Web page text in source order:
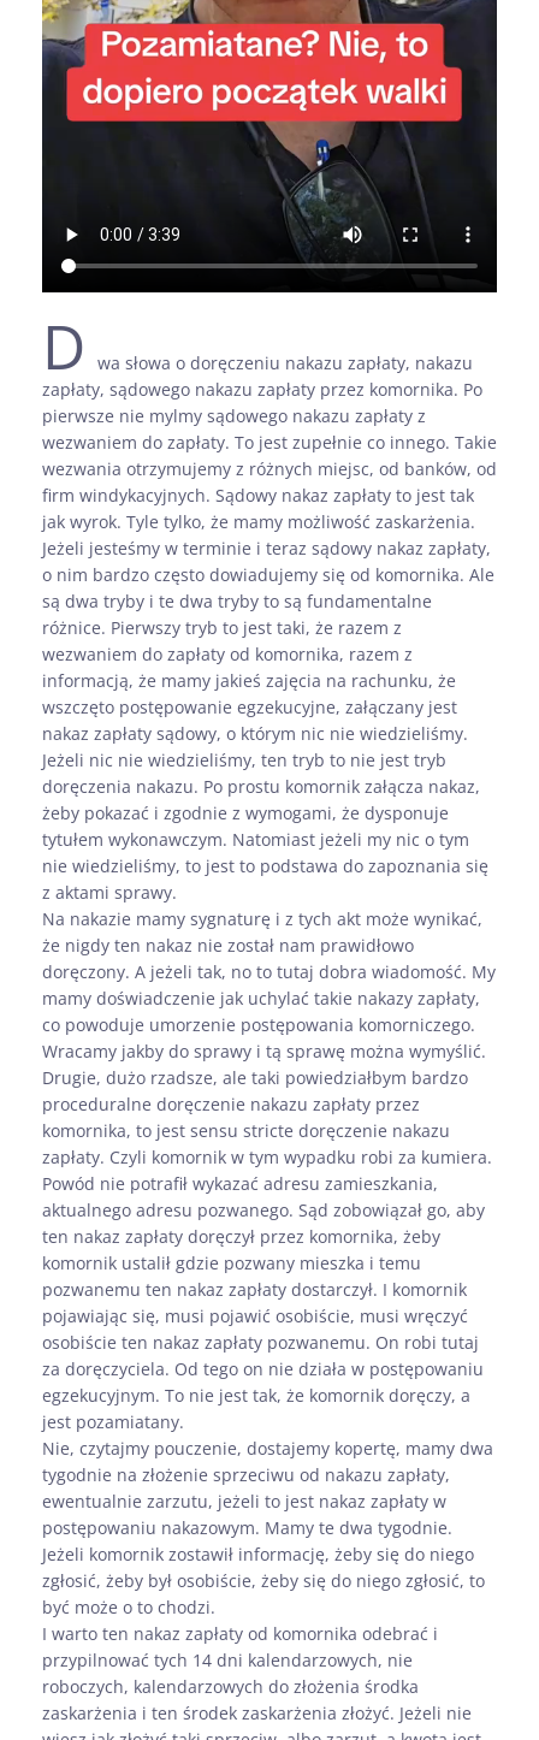
D
wa słowa o doręczeniu nakazu zapłaty, nakazu
zapłaty, sądowego nakazu zapłaty przez komornika. Po
pierwsze nie mylmy sądowego nakazu zapłaty z
wezwaniem do zapłaty. To jest zupełnie co innego. Takie
wezwania otrzymujemy z różnych miejsc, od banków, od
firm windykacyjnych. Sądowy nakaz zapłaty to jest tak
jak wyrok. Tyle tylko, że mamy możliwość zaskarżenia.
Jeżeli jesteśmy w terminie i teraz sądowy nakaz zapłaty,
o nim bardzo często dowiadujemy się od komornika. Ale
są dwa tryby i te dwa tryby to są fundamentalne
różnice. Pierwszy tryb to jest taki, że razem z
wezwaniem do zapłaty od komornika, razem z
informacją, że mamy jakieś zajęcia na rachunku, że
wszczęto postępowanie egzekucyjne, załączany jest
nakaz zapłaty sądowy, o którym nic nie wiedzieliśmy.
Jeżeli nic nie wiedzieliśmy, ten tryb to nie jest tryb
doręczenia nakazu. Po prostu komornik załącza nakaz,
żeby pokazać i zgodnie z wymogami, że dysponuje
tytułem wykonawczym. Natomiast jeżeli my nic o tym
nie wiedzieliśmy, to jest to podstawa do zapoznania się
z aktami sprawy.
Na nakazie mamy sygnaturę i z tych akt może wynikać,
że nigdy ten nakaz nie został nam prawidłowo
doręczony. A jeżeli tak, no to tutaj dobra wiadomość. My
mamy doświadczenie jak uchylać takie nakazy zapłaty,
co powoduje umorzenie postępowania komorniczego.
Wracamy jakby do sprawy i tą sprawę można wymyślić.
Drugie, dużo rzadsze, ale taki powiedziałbym bardzo
proceduralne doręczenie nakazu zapłaty przez
komornika, to jest sensu stricte doręczenie nakazu
zapłaty. Czyli komornik w tym wypadku robi za kumiera.
Powód nie potrafił wykazać adresu zamieszkania,
aktualnego adresu pozwanego. Sąd zobowiązał go, aby
ten nakaz zapłaty doręczył przez komornika, żeby
komornik ustalił gdzie pozwany mieszka i temu
pozwanemu ten nakaz zapłaty dostarczył. I komornik
pojawiając się, musi pojawić osobiście, musi wręczyć
osobiście ten nakaz zapłaty pozwanemu. On robi tutaj
za doręczyciela. Od tego on nie działa w postępowaniu
egzekucyjnym. To nie jest tak, że komornik doręczy, a
jest pozamiatany.
Nie, czytajmy pouczenie, dostajemy kopertę, mamy dwa
tygodnie na złożenie sprzeciwu od nakazu zapłaty,
ewentualnie zarzutu, jeżeli to jest nakaz zapłaty w
postępowaniu nakazowym. Mamy te dwa tygodnie.
Jeżeli komornik zostawił informację, żeby się do niego
zgłosić, żeby był osobiście, żeby się do niego zgłosić, to
być może o to chodzi.
I warto ten nakaz zapłaty od komornika odebrać i
przypilnować tych 14 dni kalendarzowych, nie
roboczych, kalendarzowych do złożenia środka
zaskarżenia i ten środek zaskarżenia złożyć. Jeżeli nie